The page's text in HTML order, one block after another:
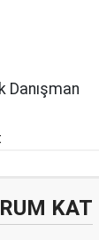
Danışman
KAT